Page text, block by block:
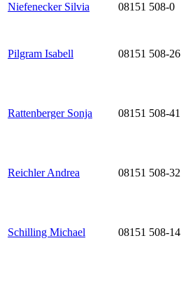
Niefenecker Silvia 08151 508-0
Pilgram Isabell 08151 508-26
Rattenberger Sonja 08151 508-41
Reichler Andrea 08151 508-32
Schilling Michael 08151 508-14